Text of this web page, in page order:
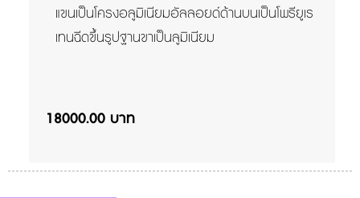
แขนเป็นโครงอลูมิเนียมอัลลอยด์ด้านบนเป็นโพรียูเร
เทนฉีดขึ้นรูปฐานขาเป็นลูมิเนียม
18000.00 บาท